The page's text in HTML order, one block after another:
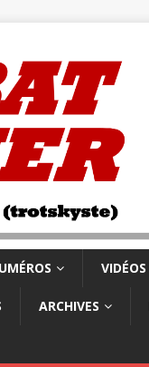
VIDÉOS
ARCHIVES